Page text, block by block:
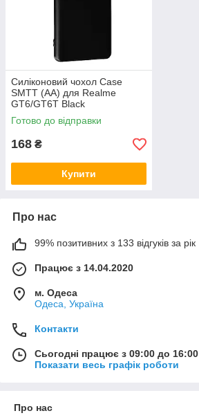
Силіконовий чохол Case
SMTT (AA) для Realme
GT6/GT6T Black
Готово до відправки
168 ₴
Купити
Про нас
99% позитивних з 133 відгуків за рік
Працює з 14.04.2020
м. Одеса
Одеса, Україна
Контакти
Сьогодні працює з 09:00 до 16:00
Показати весь графік роботи
Про нас